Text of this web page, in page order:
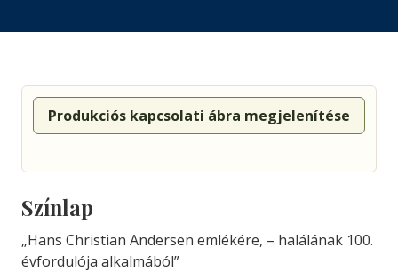
Produkciós kapcsolati ábra megjelenítése
Színlap
„Hans Christian Andersen emlékére, – halálának 100.
évfordulója alkalmából”